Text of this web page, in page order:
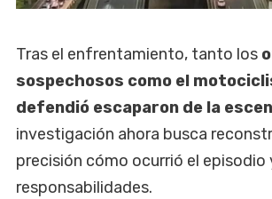
Tras el enfrentamiento, tanto los
sospechosos como el
defendió escaparon de la
investigación ahora busca
precisión cómo ocurrió el episodio
responsabilidades.